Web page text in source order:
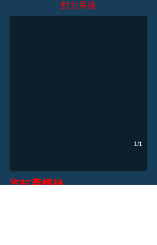
動力系統
1/1
汽缸蓋螺絲